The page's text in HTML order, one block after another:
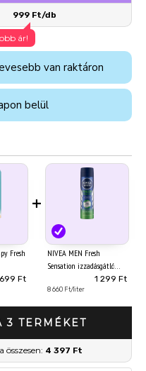
999 Ft/db
ár!
van raktáron
belül
Fresh
Ft
+
NIVEA MEN Fresh
Sensation izzadásgátló
1 299 Ft
8 660 Ft/liter
3 TERMÉKET
4 397 Ft